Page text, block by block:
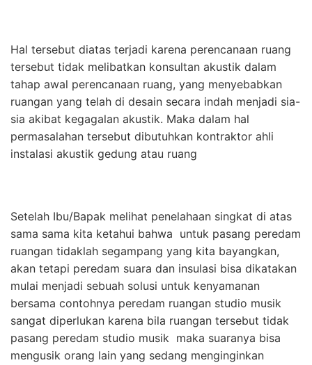
Hal tersebut diatas terjadi karena perencanaan ruang
tersebut tidak melibatkan konsultan akustik dalam
tahap awal perencanaan ruang, yang menyebabkan
ruangan yang telah di desain secara indah menjadi sia-
sia akibat kegagalan akustik. Maka dalam hal
permasalahan tersebut dibutuhkan kontraktor ahli
instalasi akustik gedung atau ruang
Setelah Ibu/Bapak melihat penelahaan singkat di atas
sama sama kita ketahui bahwa untuk pasang peredam
ruangan tidaklah segampang yang kita bayangkan,
akan tetapi peredam suara dan insulasi bisa dikatakan
mulai menjadi sebuah solusi untuk kenyamanan
bersama contohnya peredam ruangan studio musik
sangat diperlukan karena bila ruangan tersebut tidak
pasang peredam studio musik maka suaranya bisa
mengusik orang lain yang sedang menginginkan